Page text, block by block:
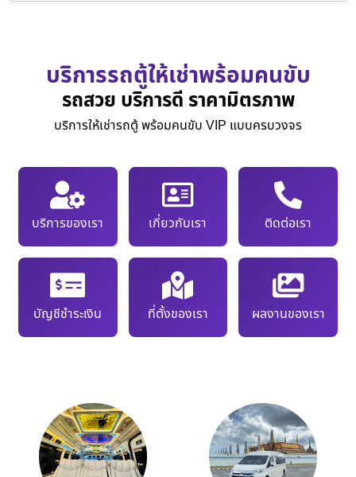
บริการรถตู้ให้เช่าพร้อมคนขับ
รถสวย บริการดี ราคามิตรภาพ
บริการให้เช่ารถตู้ พร้อมคนขับ VIP แบบครบวงจร
บริการของเรา เกี่ยวกับเรา ติดต่อเรา
บัญชีชำระเงิน ที่ตั้งของเรา ผลงานของเรา